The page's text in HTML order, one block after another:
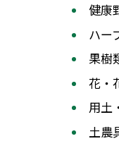
健康
ハー
果樹
花・
用土
土農